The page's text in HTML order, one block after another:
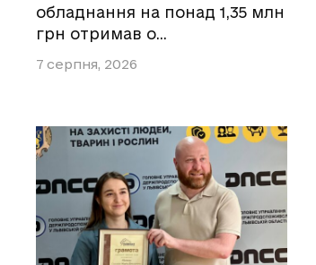
обладнання на понад 1,35 млн
грн отримав о…
7 серпня, 2026